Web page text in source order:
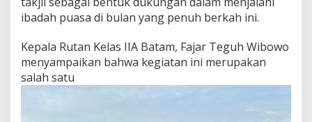
p
a
a
M
a
ibadah puasa di bulan yang penuh berkah ini.
Kepala Rutan Kelas IIA Batam, Fajar Teguh Wibowo
menyampaikan bahwa kegiatan ini merupakan
salah satu